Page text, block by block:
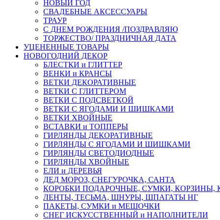
НОВЫЙ ГОД
СВАДЕБНЫЕ АКСЕССУАРЫ
ТРАУР
С ДНЕМ РОЖДЕНИЯ /ПОЗДРАВЛЯЮ
ТОРЖЕСТВО/ ПРАЗДНИЧНАЯ ДАТА
УЦЕНЕННЫЕ ТОВАРЫ
НОВОГОДНИЙ ДЕКОР
БЛЕСТКИ и ГЛИТТЕР
ВЕНКИ и КРАНСЫ
ВЕТКИ ДЕКОРАТИВНЫЕ
ВЕТКИ С ГЛИТТЕРОМ
ВЕТКИ С ПОДСВЕТКОЙ
ВЕТКИ С ЯГОДАМИ И ШИШКАМИ
ВЕТКИ ХВОЙНЫЕ
ВСТАВКИ и ТОППЕРЫ
ГИРЛЯНДЫ ДЕКОРАТИВНЫЕ
ГИРЛЯНДЫ С ЯГОДАМИ И ШИШКАМИ
ГИРЛЯНДЫ СВЕТОДИОДНЫЕ
ГИРЛЯНДЫ ХВОЙНЫЕ
ЕЛИ и ДЕРЕВЬЯ
ДЕД МОРОЗ, СНЕГУРОЧКА, САНТА
КОРОБКИ ПОДАРОЧНЫЕ, СУМКИ,
ЛЕНТЫ, ТЕСЬМА, ШНУРЫ, ШПАГАТЫ НГ
ПАКЕТЫ, СУМКИ и МЕШОЧКИ
СНЕГ ИСКУССТВЕННЫЙ и НАПОЛНИТЕЛИ